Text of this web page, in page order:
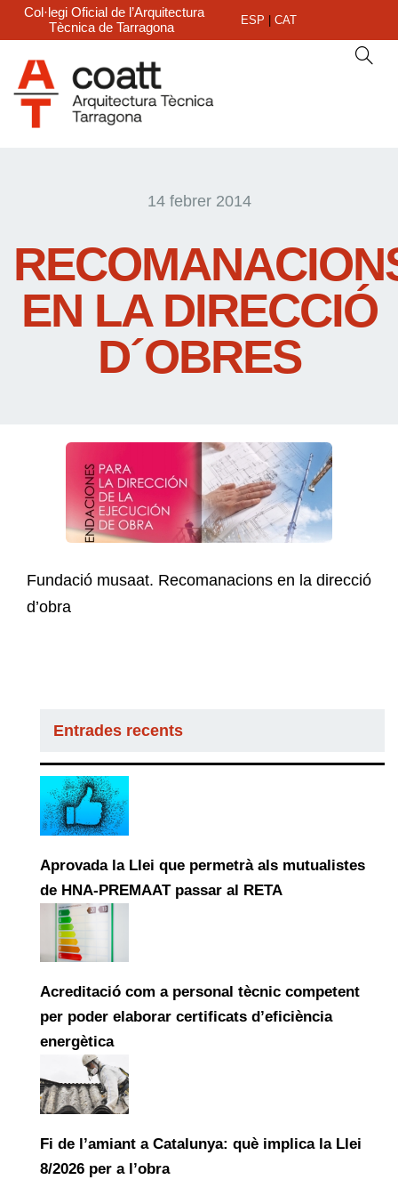
Col·legi Oficial de l’Arquitectura
Tècnica de Tarragona
ESP CAT
14 febrer 2014
EN LA DIRECCIÓ
D´OBRES
Fundació musaat. Recomanacions en la direcció
d’obra
Entrades recents
Aprovada la Llei que permetrà als mutualistes
de HNA-PREMAAT passar al RETA
Acreditació com a personal tècnic competent
per poder elaborar certificats d’eficiència
energètica
Fi de l’amiant a Catalunya: què implica la Llei
8/2026 per a l’obra